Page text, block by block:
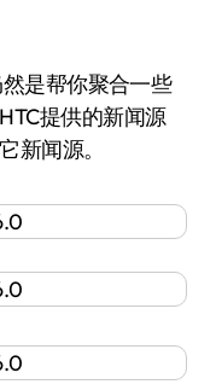
是帮你聚合一些
提供的新闻源
新闻源。